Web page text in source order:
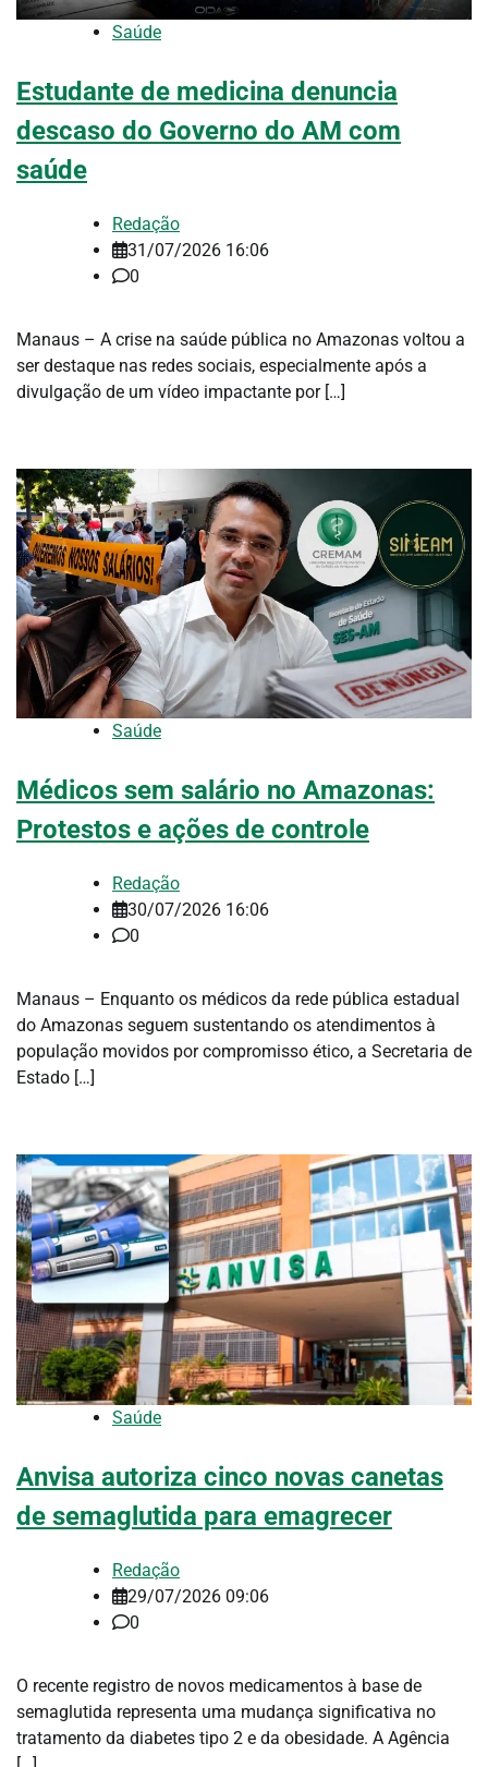
Saúde
Estudante de medicina denuncia
descaso do Governo do AM com
saúde
Redação
31/07/2026 16:06
0
Manaus – A crise na saúde pública no Amazonas voltou a
ser destaque nas redes sociais, especialmente após a
divulgação de um vídeo impactante por […]
Saúde
Médicos sem salário no Amazonas:
Protestos e ações de controle
Redação
30/07/2026 16:06
0
Manaus – Enquanto os médicos da rede pública estadual
do Amazonas seguem sustentando os atendimentos à
população movidos por compromisso ético, a Secretaria de
Estado […]
Saúde
Anvisa autoriza cinco novas canetas
de semaglutida para emagrecer
Redação
29/07/2026 09:06
0
O recente registro de novos medicamentos à base de
semaglutida representa uma mudança significativa no
tratamento da diabetes tipo 2 e da obesidade. A Agência